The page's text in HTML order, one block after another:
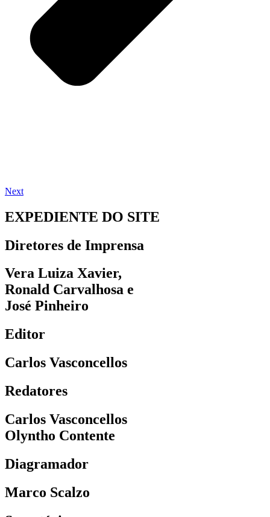
Next
EXPEDIENTE DO SITE
Diretores de Imprensa
Vera Luiza Xavier,
Ronald Carvalhosa e
José Pinheiro
Editor
Carlos Vasconcellos
Redatores
Carlos Vasconcellos
Olyntho Contente
Diagramador
Marco Scalzo